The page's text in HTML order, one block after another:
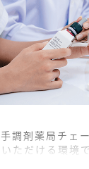
組みです。
ます。
剤薬局チェー
ただける環境